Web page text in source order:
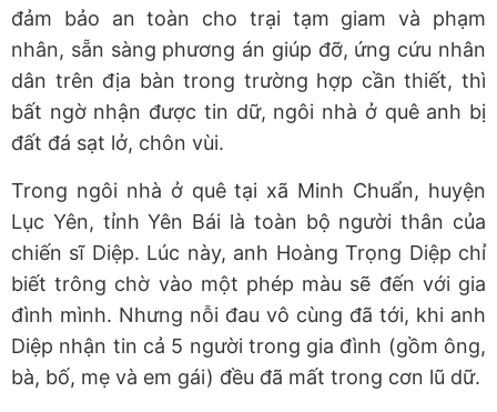
đảm bảo an toàn cho trại tạm giam và phạm
nhân, sẵn sàng phương án giúp đỡ, ứng cứu nhân
dân trên địa bàn trong trường hợp cần thiết, thì
bất ngờ nhận được tin dữ, ngôi nhà ở quê anh bị
đất đá sạt lở, chôn vùi.
Trong ngôi nhà ở quê tại xã Minh Chuẩn, huyện
Lục Yên, tỉnh Yên Bái là toàn bộ người thân của
chiến sĩ Diệp. Lúc này, anh Hoàng Trọng Diệp chỉ
biết trông chờ vào một phép màu sẽ đến với gia
đình mình. Nhưng nỗi đau vô cùng đã tới, khi anh
Diệp nhận tin cả 5 người trong gia đình (gồm ông,
bà, bố, mẹ và em gái) đều đã mất trong cơn lũ dữ.